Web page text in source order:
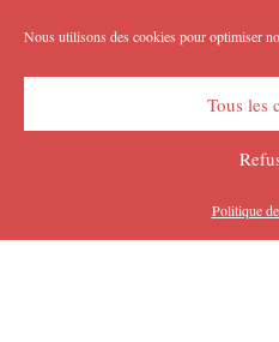
Nous utilisons des cookies pour optimiser
Tous les
Politique